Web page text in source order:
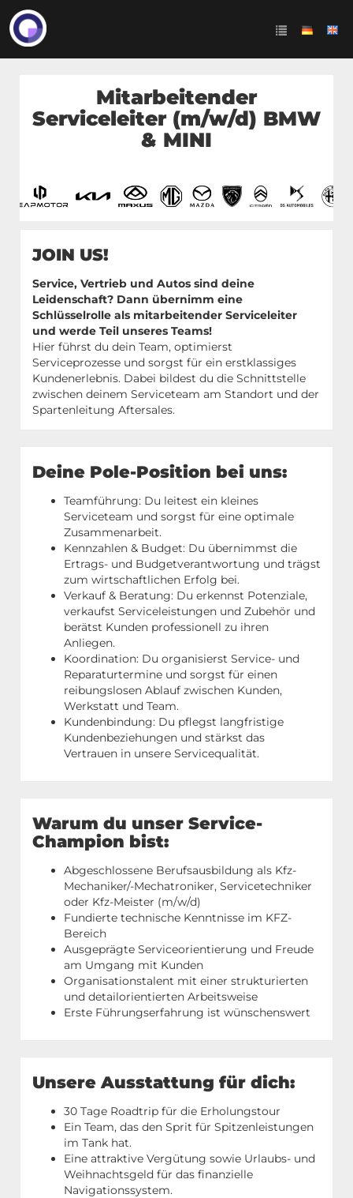
Mitarbeitender
Serviceleiter (m/w/d) BMW
& MINI
JOIN US!
Service, Vertrieb und Autos sind deine
Leidenschaft? Dann übernimm eine
Schlüsselrolle als mitarbeitender Serviceleiter
und werde Teil unseres Teams!
Hier führst du dein Team, optimierst
Serviceprozesse und sorgst für ein erstklassiges
Kundenerlebnis. Dabei bildest du die Schnittstelle
zwischen deinem Serviceteam am Standort und der
Spartenleitung Aftersales.
Deine Pole-Position bei uns:
Teamführung: Du leitest ein kleines
Serviceteam und sorgst für eine optimale
Zusammenarbeit.
Kennzahlen & Budget: Du übernimmst die
Ertrags- und Budgetverantwortung und trägst
zum wirtschaftlichen Erfolg bei.
Verkauf & Beratung: Du erkennst Potenziale,
verkaufst Serviceleistungen und Zubehör und
berätst Kunden professionell zu ihren
Anliegen.
Koordination: Du organisierst Service- und
Reparaturtermine und sorgst für einen
reibungslosen Ablauf zwischen Kunden,
Werkstatt und Team.
Kundenbindung: Du pflegst langfristige
Kundenbeziehungen und stärkst das
Vertrauen in unsere Servicequalität.
Warum du unser Service-
Champion bist:
Abgeschlossene Berufsausbildung als Kfz-
Mechaniker/-Mechatroniker, Servicetechniker
oder Kfz-Meister (m/w/d)
Fundierte technische Kenntnisse im KFZ-
Bereich
Ausgeprägte Serviceorientierung und Freude
am Umgang mit Kunden
Organisationstalent mit einer strukturierten
und detailorientierten Arbeitsweise
Erste Führungserfahrung ist wünschenswert
Unsere Ausstattung für dich:
30 Tage Roadtrip für die Erholungstour
Ein Team, das den Sprit für Spitzenleistungen
im Tank hat.
Eine attraktive Vergütung sowie Urlaubs- und
Weihnachtsgeld für das finanzielle
Navigationssystem.